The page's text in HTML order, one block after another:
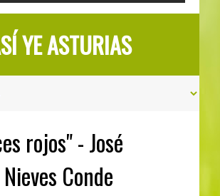
YE ASTURIAS
rojos" - José
Conde